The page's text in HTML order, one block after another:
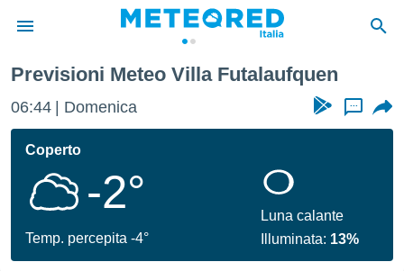
di
per
le
di
Previsioni Meteo Villa Futalaufquen
06:44 Domenica ...
Coperto
-2°
Temp. percepita -4°
Luna calante
Illuminata: 13%